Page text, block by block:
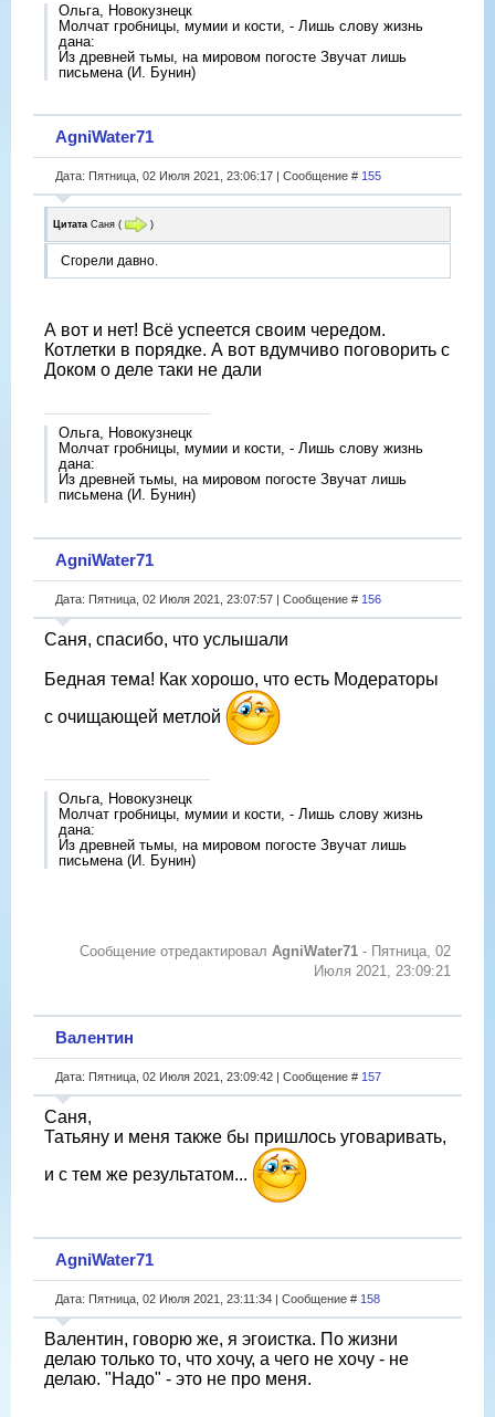
Ольга, Новокузнецк
Молчат гробницы, мумии и кости, - Лишь слову жизнь
дана:
Из древней тьмы, на мировом погосте Звучат лишь
письмена (И. Бунин)
AgniWater71
Дата: Пятница, 02 Июля 2021, 23:06:17 | Сообщение # 155
Цитата Саня ( )
Сгорели давно.
А вот и нет! Всё успеется своим чередом.
Котлетки в порядке. А вот вдумчиво поговорить с
Доком о деле таки не дали
Ольга, Новокузнецк
Молчат гробницы, мумии и кости, - Лишь слову жизнь
дана:
Из древней тьмы, на мировом погосте Звучат лишь
письмена (И. Бунин)
AgniWater71
Дата: Пятница, 02 Июля 2021, 23:07:57 | Сообщение # 156
Саня, спасибо, что услышали
Бедная тема! Как хорошо, что есть Модераторы
с очищающей метлой
Ольга, Новокузнецк
Молчат гробницы, мумии и кости, - Лишь слову жизнь
дана:
Из древней тьмы, на мировом погосте Звучат лишь
письмена (И. Бунин)
Сообщение отредактировал AgniWater71 - Пятница, 02
Июля 2021, 23:09:21
Валентин
Дата: Пятница, 02 Июля 2021, 23:09:42 | Сообщение # 157
Саня,
Татьяну и меня также бы пришлось уговаривать,
и с тем же результатом...
AgniWater71
Дата: Пятница, 02 Июля 2021, 23:11:34 | Сообщение # 158
Валентин, говорю же, я эгоистка. По жизни
делаю только то, что хочу, а чего не хочу - не
делаю. "Надо" - это не про меня.